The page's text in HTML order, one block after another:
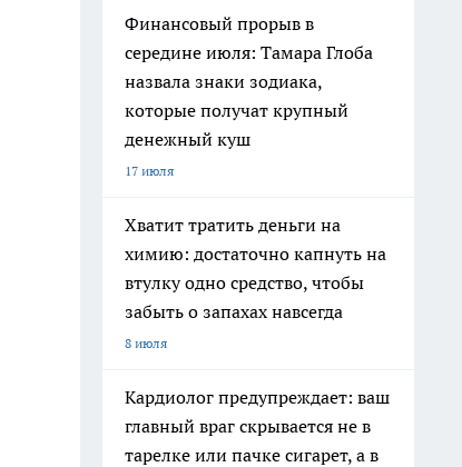
Финансовый прорыв в
середине июля: Тамара Глоба
назвала знаки зодиака,
которые получат крупный
денежный куш
17 июля
Хватит тратить деньги на
химию: достаточно капнуть на
втулку одно средство, чтобы
забыть о запахах навсегда
8 июля
Кардиолог предупреждает: ваш
главный враг скрывается не в
тарелке или пачке сигарет, а в